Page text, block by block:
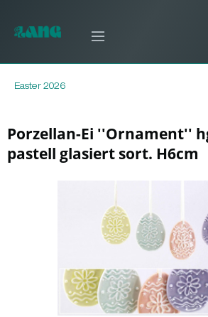
Easter 2026
Porzellan-Ei ''Ornament''
pastell glasiert sort. H6cm